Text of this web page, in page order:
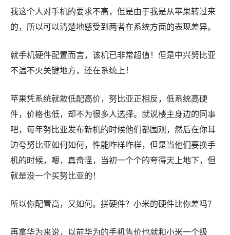
我这个人对手机的要求不高，但是由于我是从苹果转过来
的，所以可以清楚地感受到两者在系统方面的表现差异。
就手机硬件配置而言，该机已非常超值！但是中兴努比亚
不温不火关键地方，还在系统上！
苹果凭系统就敢低配高价，努比亚正相反，低系统高硬
件，价格也低，却不为很多人选择。就说楼主身边的同事
吧，每年努比亚发布新机的时候他们都围观，然后在你耳
边夸努比亚如何如何，性能咋样咋样，但是当他们要换手
机的时候，嗯，真奇怪，当初一个个的夸得天上地下，但
就是没一个买努比亚的！
所以你配置高，又如何。拼硬件？小米的硬件比你差吗？
再拿华为来说，以前华为的手机售价也就和小米一个级